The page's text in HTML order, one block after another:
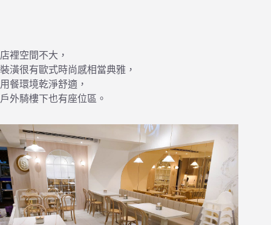
店裡空間不大，
裝潢很有歐式時尚感相當典雅，
用餐環境乾淨舒適，
戶外騎樓下也有座位區。